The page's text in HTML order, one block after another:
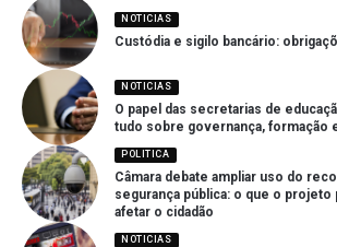
NOTICIAS
Custódia e sigilo bancário:
NOTICIAS
O papel das secretarias de
tudo sobre governança, formação
POLITICA
Câmara debate ampliar uso do
segurança pública: o que o
afetar o cidadão
NOTICIAS